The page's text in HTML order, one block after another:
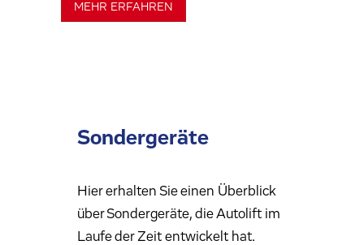
MEHR ERFAHREN
Sondergeräte
Hier erhalten Sie einen Überblick
über Sondergeräte, die Autolift im
Laufe der Zeit entwickelt hat.